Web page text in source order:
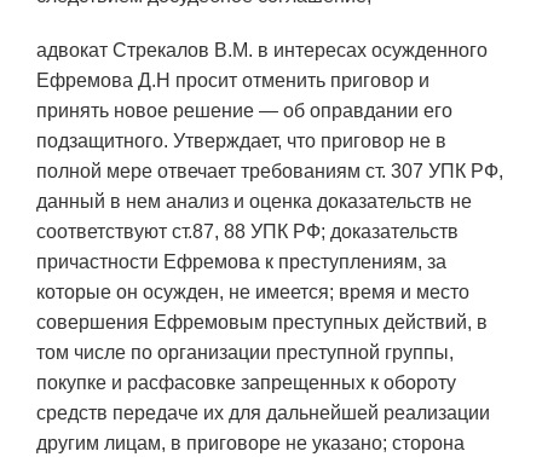
адвокат Стрекалов В.М. в интересах осужденного
Ефремова Д.Н просит отменить приговор и
принять новое решение — об оправдании его
подзащитного. Утверждает, что приговор не в
полной мере отвечает требованиям ст. 307 УПК РФ,
данный в нем анализ и оценка доказательств не
соответствуют ст.87, 88 УПК РФ; доказательств
причастности Ефремова к преступлениям, за
которые он осужден, не имеется; время и место
совершения Ефремовым преступных действий, в
том числе по организации преступной группы,
покупке и расфасовке запрещенных к обороту
средств передаче их для дальнейшей реализации
другим лицам, в приговоре не указано; сторона